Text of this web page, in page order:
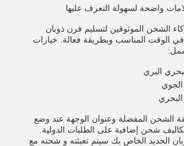
واضحة لسهولة التعرف عليها
الشحن الموثوقين لتسليم فرن ذوبان
الوقت المناسب وبطريقة فعالة. خيارات
البري
الشحن المفضلة وعنوان الوجهة عند وضع
شحن إضافية على الطلبات الدولية.
الحديد الخاص بك سيتم تعبئته و شحنه مع